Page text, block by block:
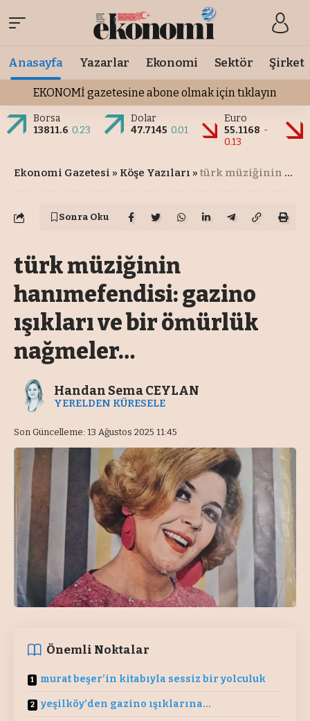
Anasayfa Yazarlar Ekonomi Sektör Şirket
EKONOMİ gazetesine abone olmak için tıklayın
Borsa
13811.6 0.23
Dolar
47.7145 0.01
Euro
55.1168 -
0.13
Ekonomi Gazetesi » Köşe Yazıları » türk müziğinin hanımefendisi: gazino ışıkları ve bir ömürlük nağmeler…
Sonra Oku
türk müziğinin
hanımefendisi: gazino
ışıkları ve bir ömürlük
nağmeler…
Son Güncelleme: 13 Ağustos 2025 11:45
Handan Sema CEYLAN
YERELDEN KÜRESELE
Önemli Noktalar
murat beşer’in kitabıyla sessiz bir yolculuk
yeşilköy’den gazino ışıklarına…